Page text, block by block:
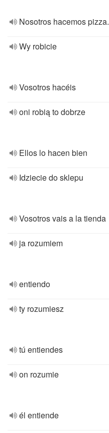
Nosotros hacemos pizza.
Wy robicie
Vosotros hacéis
oni robią to dobrze
Ellos lo hacen bien
Idziecie do sklepu
Vosotros vais a la tienda
ja rozumiem
entiendo
ty rozumiesz
tú entiendes
on rozumie
él entiende